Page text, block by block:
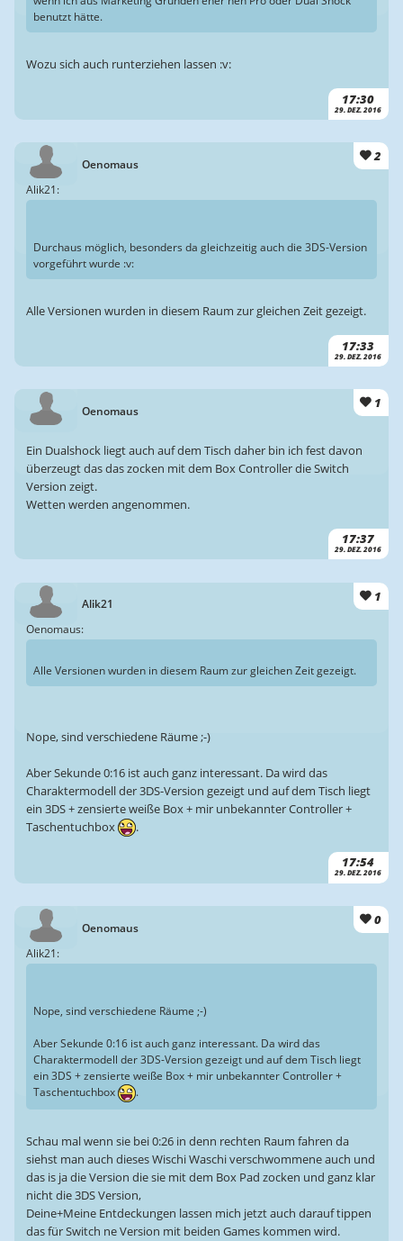
17:30
29. DEZ. 2016
benutzt hätte.
Wozu sich auch runterziehen lassen :v:
Oenomaus 2
17:33
29. DEZ. 2016
Alik21:
Durchaus möglich, besonders da gleichzeitig auch die 3DS-Version
vorgeführt wurde :v:
Alle Versionen wurden in diesem Raum zur gleichen Zeit gezeigt.
Oenomaus 1
17:37
29. DEZ. 2016
Ein Dualshock liegt auch auf dem Tisch daher bin ich fest davon
überzeugt das das zocken mit dem Box Controller die Switch
Version zeigt.
Wetten werden angenommen.
Alik21 1
17:54
29. DEZ. 2016
Oenomaus:
Alle Versionen wurden in diesem Raum zur gleichen Zeit gezeigt.
Nope, sind verschiedene Räume ;-)
Aber Sekunde 0:16 ist auch ganz interessant. Da wird das
Charaktermodell der 3DS-Version gezeigt und auf dem Tisch liegt
ein 3DS + zensierte weiße Box + mir unbekannter Controller +
Taschentuchbox
.
Oenomaus 0
Alik21:
Nope, sind verschiedene Räume ;-)
Aber Sekunde 0:16 ist auch ganz interessant. Da wird das
Charaktermodell der 3DS-Version gezeigt und auf dem Tisch liegt
ein 3DS + zensierte weiße Box + mir unbekannter Controller +
Taschentuchbox
.
Schau mal wenn sie bei 0:26 in denn rechten Raum fahren da
siehst man auch dieses Wischi Waschi verschwommene auch und
das is ja die Version die sie mit dem Box Pad zocken und ganz klar
nicht die 3DS Version,
Deine+Meine Entdeckungen lassen mich jetzt auch darauf tippen
das für Switch ne Version mit beiden Games kommen wird.